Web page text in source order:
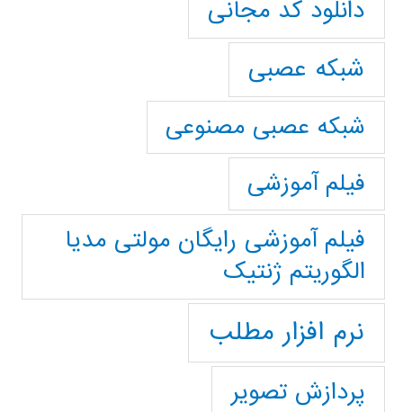
دانلود کد مجانی
شبکه عصبی
شبکه عصبی مصنوعی
فیلم آموزشی
فیلم آموزشی رایگان مولتی مدیا
الگوریتم ژنتیک
نرم افزار مطلب
پردازش تصویر